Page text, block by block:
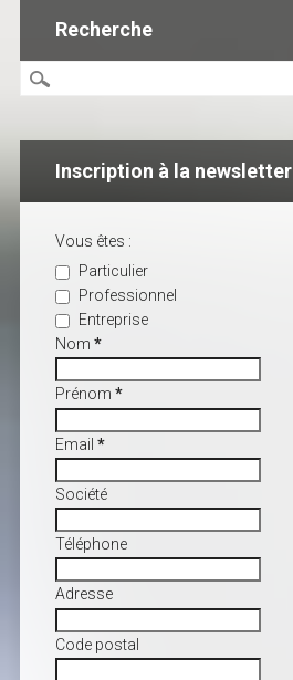
Recherche
Inscription à la newsletter
Vous êtes :
Particulier
Professionnel
Entreprise
Nom *
Prénom *
Email *
Société
Téléphone
Adresse
Code postal